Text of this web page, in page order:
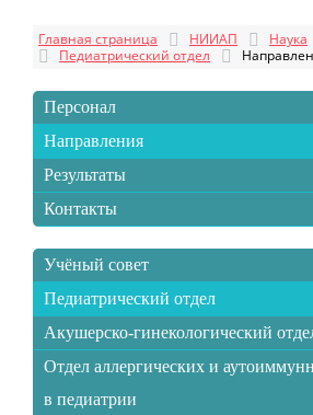
Главная страница НИИАП
Наука
Педиатрический отдел
Персонал
Направления
Результаты
Контакты
Учёный совет
Педиатрический отдел
Акушерско-гинекологический
Отдел аллергических и
в педиатрии